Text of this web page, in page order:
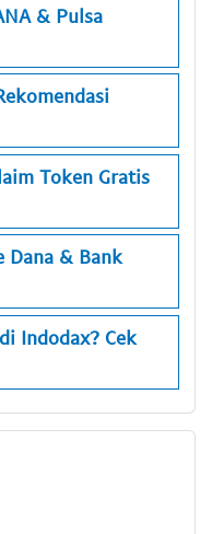
& Pulsa
Token Gratis
Dana & Bank
Indodax? Cek